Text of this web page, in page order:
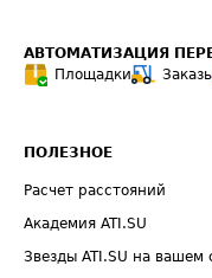
АВТОМАТИЗАЦИЯ
Площадки
ПОЛЕЗНОЕ
Расчет расстояний
Академия ATI.SU
Звезды ATI.SU на вашем